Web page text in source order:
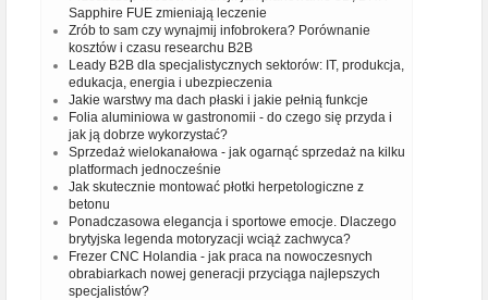
Sapphire FUE zmieniają leczenie
Zrób to sam czy wynajmij infobrokera? Porównanie
kosztów i czasu researchu B2B
Leady B2B dla specjalistycznych sektorów: IT, produkcja,
edukacja, energia i ubezpieczenia
Jakie warstwy ma dach płaski i jakie pełnią funkcje
Folia aluminiowa w gastronomii - do czego się przyda i
jak ją dobrze wykorzystać?
Sprzedaż wielokanałowa - jak ogarnąć sprzedaż na kilku
platformach jednocześnie
Jak skutecznie montować płotki herpetologiczne z
betonu
Ponadczasowa elegancja i sportowe emocje. Dlaczego
brytyjska legenda motoryzacji wciąż zachwyca?
Frezer CNC Holandia - jak praca na nowoczesnych
obrabiarkach nowej generacji przyciąga najlepszych
specjalistów?